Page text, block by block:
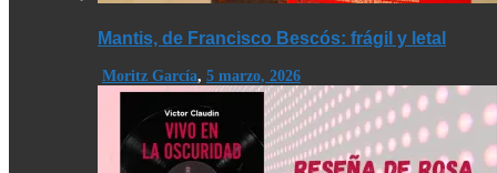
Mantis, de Francisco Bescós: frágil y letal
Moritz García, 5 marzo, 2026